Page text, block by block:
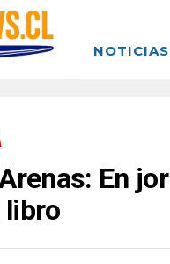
NOTICIAS
En
libro